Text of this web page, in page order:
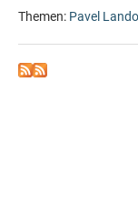
Themen: Pavel